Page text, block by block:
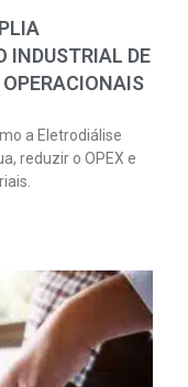
INDUSTRIAL DE
OPERACIONAIS
a Eletrodiálise
reduzir o OPEX e